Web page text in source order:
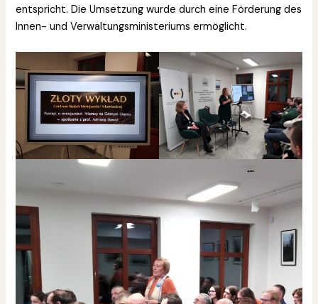
entspricht. Die Umsetzung wurde durch eine Förderung des
Innen- und Verwaltungsministeriums ermöglicht.